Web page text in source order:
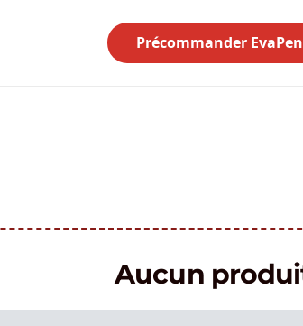
Précommander EvaPen
Aucun